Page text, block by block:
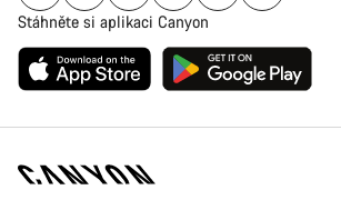
Stáhněte si aplikaci Canyon